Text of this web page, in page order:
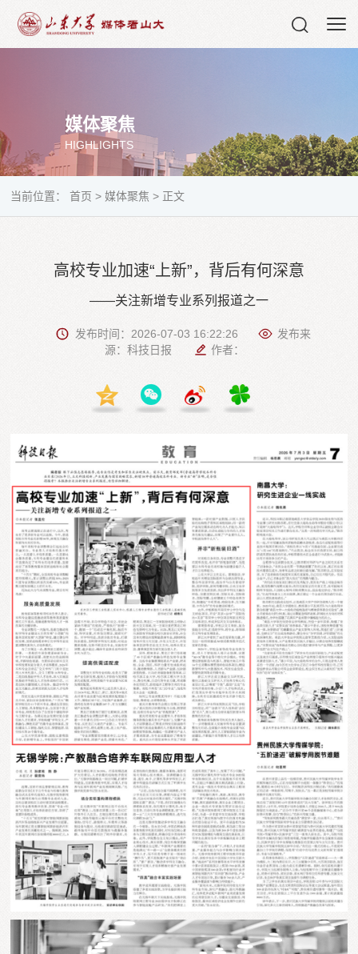
媒体聚焦
HIGHLIGHTS
当前位置：首页 > 媒体聚焦 > 正文
高校专业加速“上新”，背后有何深意
——关注新增专业系列报道之一
发布时间：2026-07-03 16:22:26
发布来
源：科技日报
作者：